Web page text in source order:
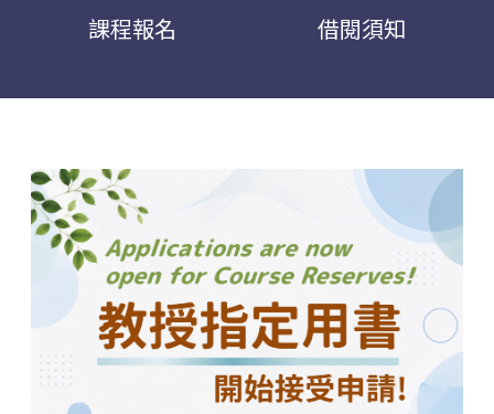
課程報名 借閱須知